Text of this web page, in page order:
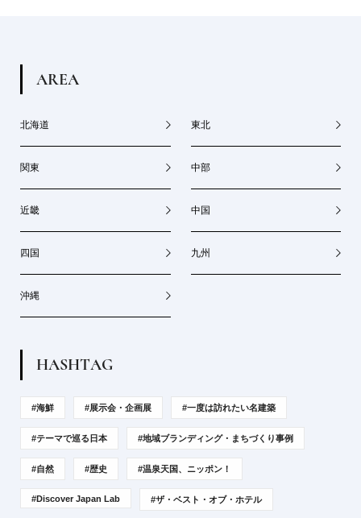
AREA
北海道 東北
関東 中部
近畿 中国
四国 九州
沖縄
HASHTAG
#海鮮 #展示会・企画展 #一度は訪れたい名建築
#テーマで巡る日本 #地域ブランディング・まちづくり事例
#自然 #歴史 #温泉天国、ニッポン！
#Discover Japan Lab #ザ・ベスト・オブ・ホテル